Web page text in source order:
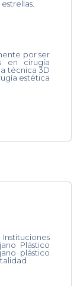
por ser
en cirugía
técnica 3D
estética
Plástico
plástico